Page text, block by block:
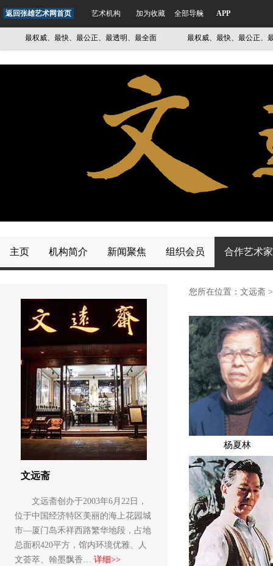
返回张雄艺术网首页 艺术机构 加为收藏 全部导航 APP
最权威、最快、最公正、最透明、最全面 最权威、最快、最公正、最透
主页 机构简介 新闻聚焦 组织会员 合作艺术家
文远斋
文远斋创办于2003年6月22日，
位于中国经济特区美丽的海上花园城
市—厦门岛禾祥西路繁华地段，占地
总面积420平方，馆内环境优雅、人
文荟萃、翰墨飘香… 详细>>
您所在位置： 文远斋
杨夏林